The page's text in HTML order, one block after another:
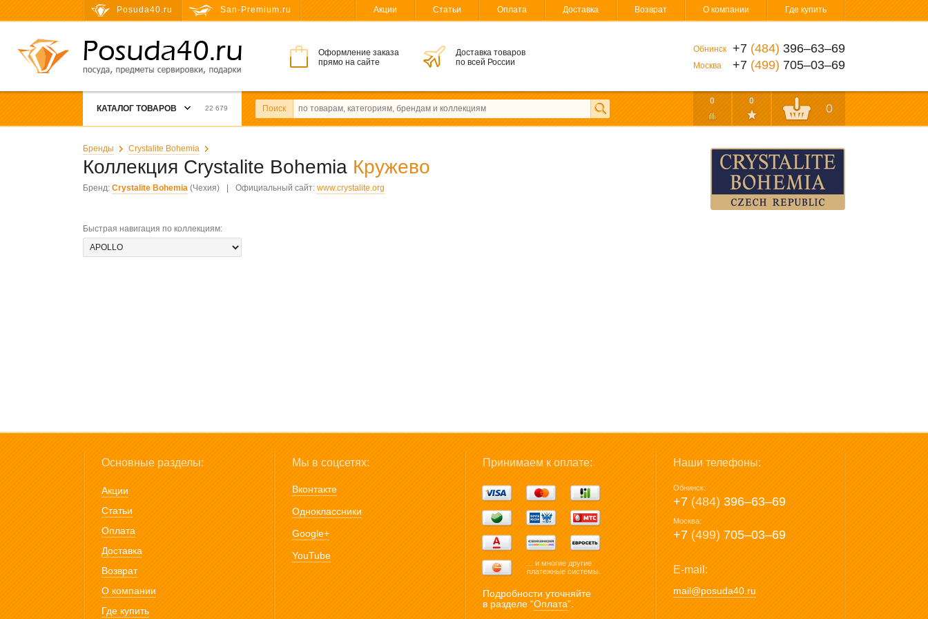
Posuda40.ru San-Premium.ru Акции Статьи Оплата Доставка Возврат О компании Где купить
Оформление заказа
прямо на сайте
Доставка товаров
по всей России
Обнинск +7 (484) 396‒63‒69
Москва +7 (499) 705‒03‒69
КАТАЛОГ ТОВАРОВ 22 679 Поиск
0 0
0
Бренды Crystalite Bohemia
Коллекция Crystalite Bohemia Кружево
Бренд: Crystalite Bohemia (Чехия) Официальный сайт: www.crystalite.org
Быстрая навигация по коллекциям:
Основные разделы:
Акции
Статьи
Оплата
Доставка
Возврат
О компании
Где купить
Мы в соцсетях:
Вконтакте
Одноклассники
Google+
YouTube
Принимаем к оплате:
... и многие другие
платежные системы.
Подробности уточняйте
в разделе “Оплата”.
Наши телефоны:
Обнинск:
+7 (484) 396‒63‒69
Москва:
+7 (499) 705‒03‒69
E-mail:
mail@posuda40.ru